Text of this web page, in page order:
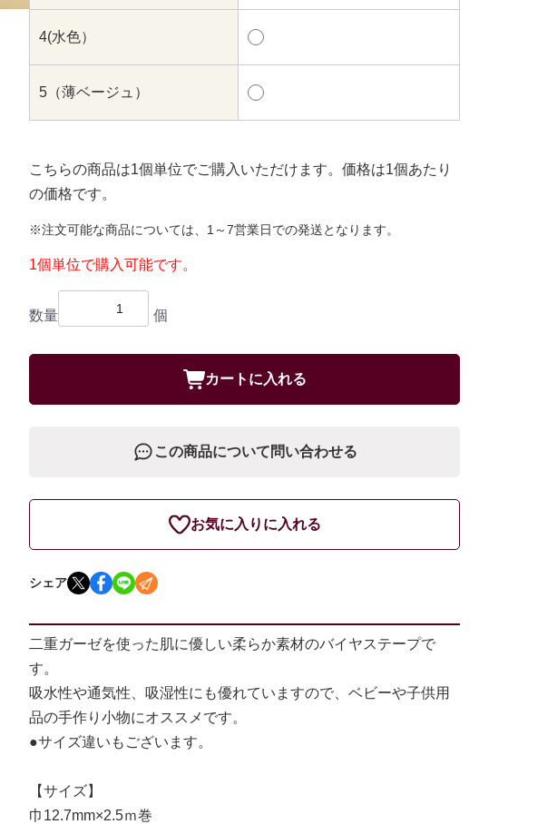
4(水色）
5（薄ベージュ）
こちらの商品は1個単位でご購入いただけます。価格は1個あたり
の価格です。
※注文可能な商品については、1～7営業日での発送となります。
1個単位で購入可能です。
数量 個
カートに入れる
この商品について問い合わせる
お気に入りに入れる
シェア
二重ガーゼを使った肌に優しい柔らか素材のバイヤステープで
す。
吸水性や通気性、吸湿性にも優れていますので、ベビーや子供用
品の手作り小物にオススメです。
●サイズ違いもございます。
【サイズ】
巾12.7mm×2.5ｍ巻